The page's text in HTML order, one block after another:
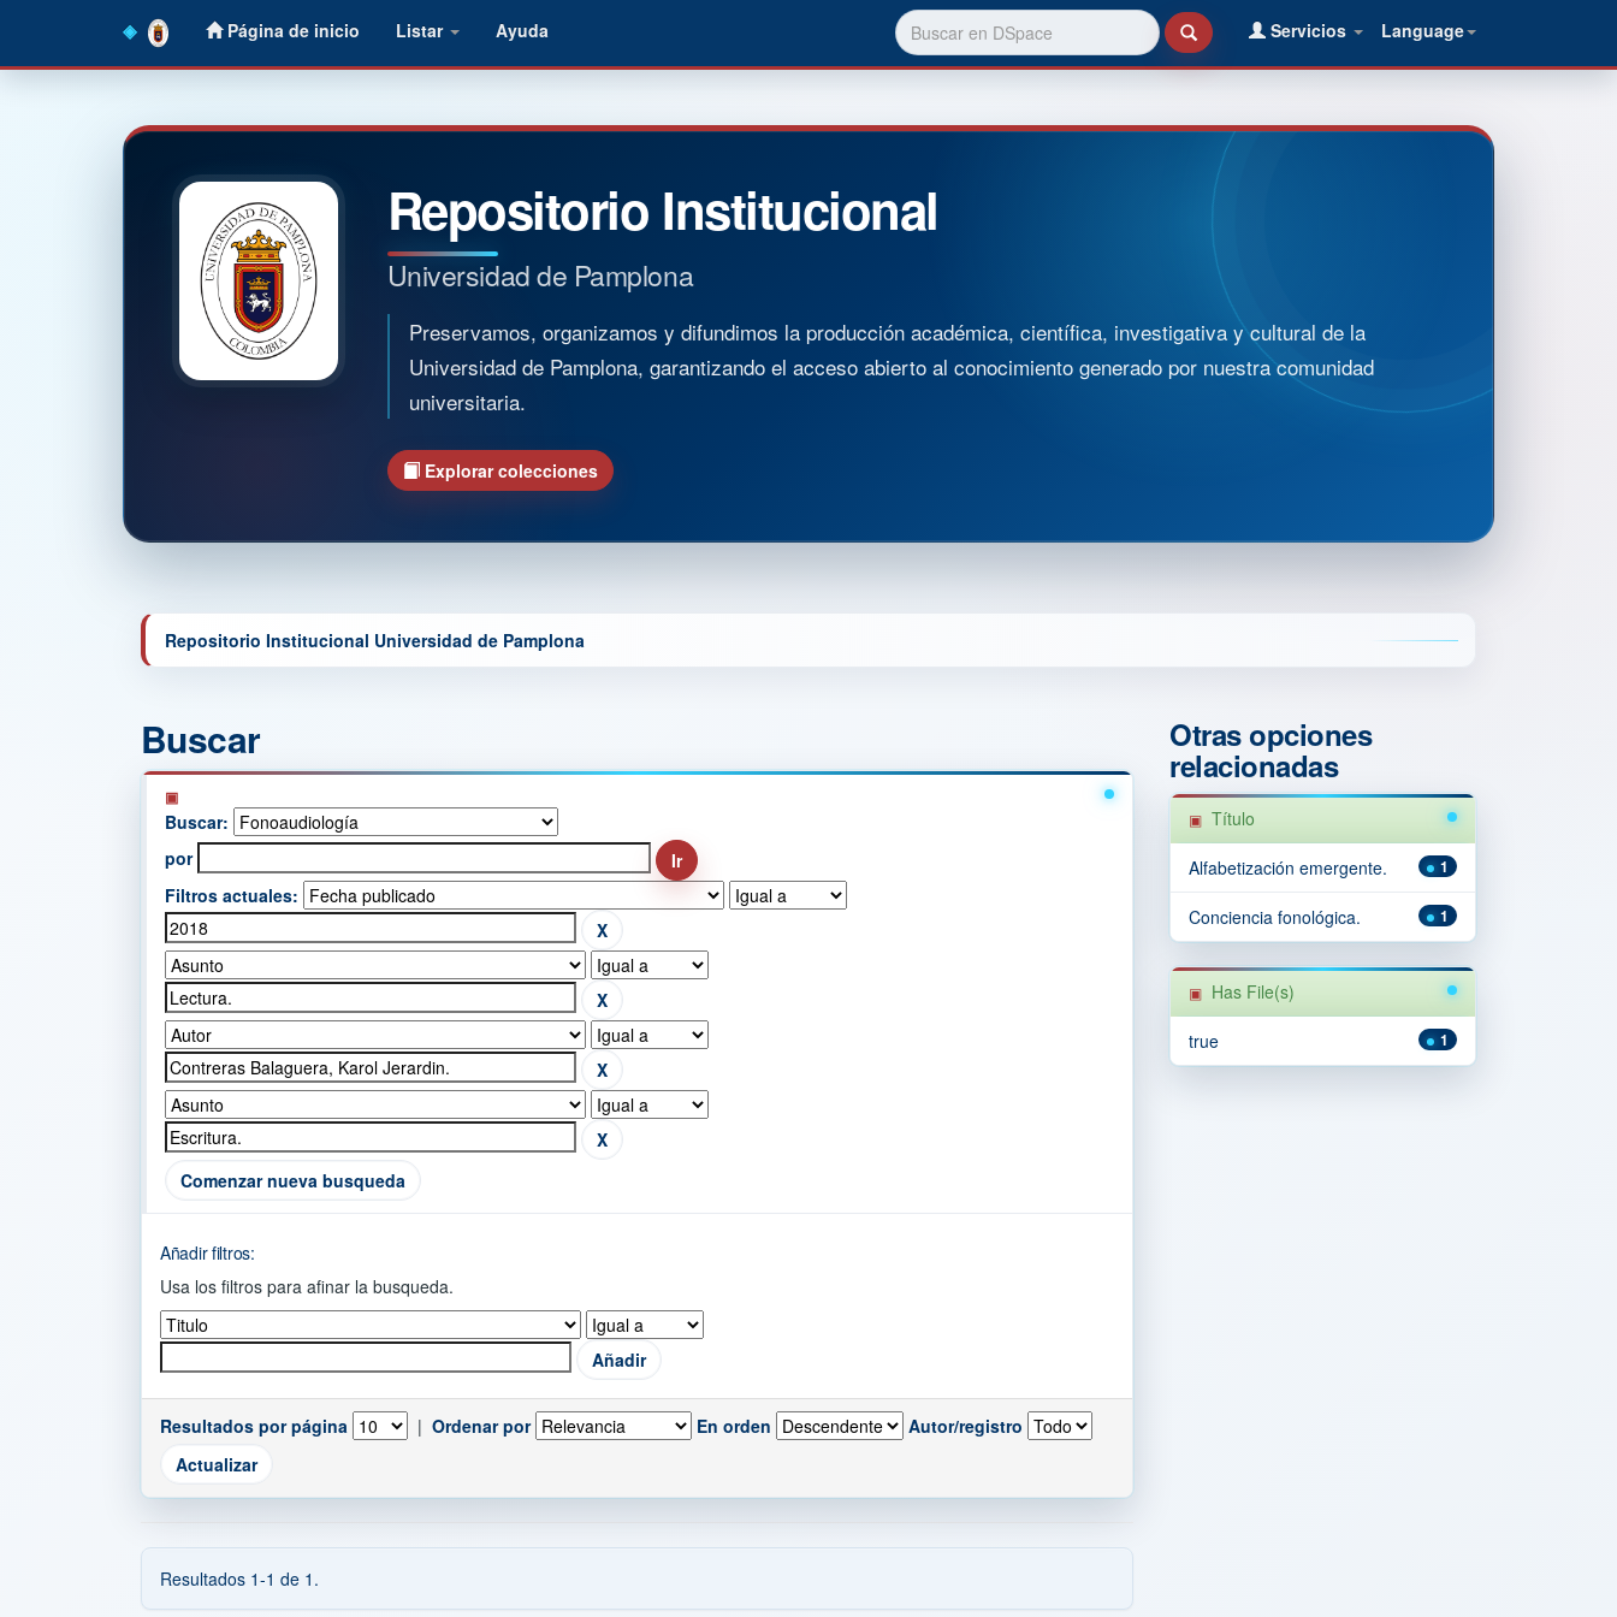
Página de inicio Listar Ayuda Language
Servicios
Repositorio Institucional
Universidad de Pamplona
Preservamos, organizamos y difundimos la producción académica, científica, investigativa y cultural de la
Universidad de Pamplona, garantizando el acceso abierto al conocimiento generado por nuestra comunidad
universitaria.
Explorar colecciones
Repositorio Institucional Universidad de Pamplona
Buscar
Buscar:
por
Filtros actuales:
Comenzar nueva busqueda
Añadir filtros:
Usa los filtros para afinar la busqueda.
Resultados por página | Ordenar por En orden Autor/registro
Resultados 1-1 de 1.
Otras opciones
relacionadas
Título
1
Alfabetización emergente.
1
Conciencia fonológica.
Has File(s)
1
true